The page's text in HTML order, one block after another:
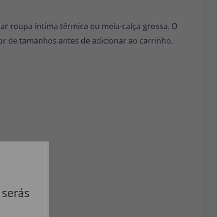
roupa íntima térmica ou meia-calça grossa. O
de tamanhos antes de adicionar ao carrinho.